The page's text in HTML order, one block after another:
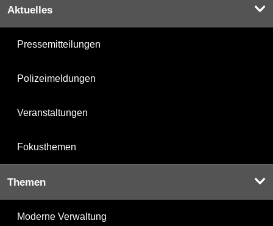
Aktuelles
Pressemitteilungen
Polizeimeldungen
Veranstaltungen
Fokusthemen
Themen
Moderne Verwaltung